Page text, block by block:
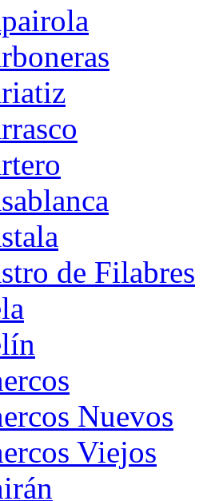
de Filabres
Nuevos
Viejos